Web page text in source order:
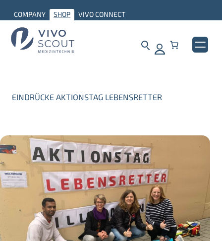
COMPANY SHOP VIVO CONNECT
EINDRÜCKE AKTIONSTAG LEBENSRETTER